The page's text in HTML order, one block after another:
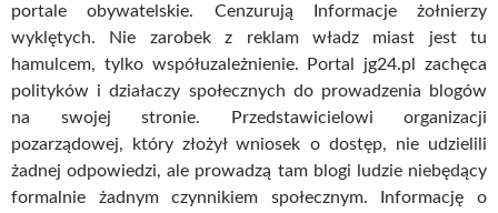
portale obywatelskie. Cenzurują Informacje żołnierzy
wyklętych. Nie zarobek z reklam władz miast jest tu
hamulcem, tylko współuzależnienie. Portal jg24.pl zachęca
polityków i działaczy społecznych do prowadzenia blogów
na swojej stronie. Przedstawicielowi organizacji
pozarządowej, który złożył wniosek o dostęp, nie udzielili
żadnej odpowiedzi, ale prowadzą tam blogi ludzie niebędący
formalnie żadnym czynnikiem społecznym. Informację o